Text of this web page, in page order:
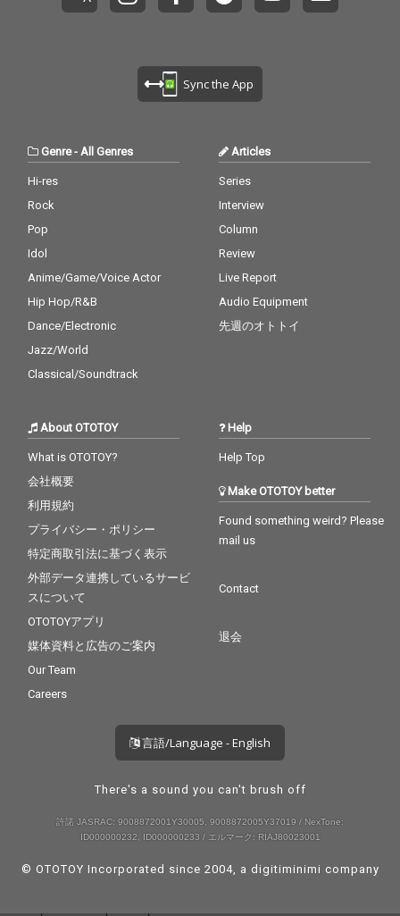
Sync the App
Genre-All Genres
Hi-res
Rock
Pop
Idol
Anime/Game/Voice Actor
Hip Hop/R&B
Dance/Electronic
Jazz/World
Classical/Soundtrack
Articles
Series
Interview
Column
Review
Live Report
Audio Equipment
先週のオトトイ
About OTOTOY
What is OTOTOY?
会社概要
利用規約
プライバシー・ポリシー
特定商取引法に基づく表示
外部データ連携しているサービ
スについて
OTOTOYアプリ
媒体資料と広告のご案内
Our Team
Careers
Help
Help Top
Make OTOTOY better
Found something weird? Please
mail us
Contact
退会
言語/Language - English
There's a sound you can't brush off
許諾 JASRAC: 9008872001Y30005, 9008872005Y37019 / NexTone:
ID000000232, ID000000233 / エルマーク: RIAJ80023001
© OTOTOY Incorporated since 2004, a digitiminimi company